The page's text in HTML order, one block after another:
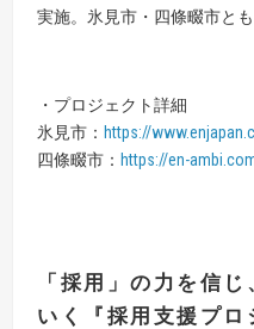
実施。氷見市・四條畷市と
・プロジェクト詳細
氷見市： https://
四條畷市： https://en-
「採用」の力を信
いく
『 採用支援プロ